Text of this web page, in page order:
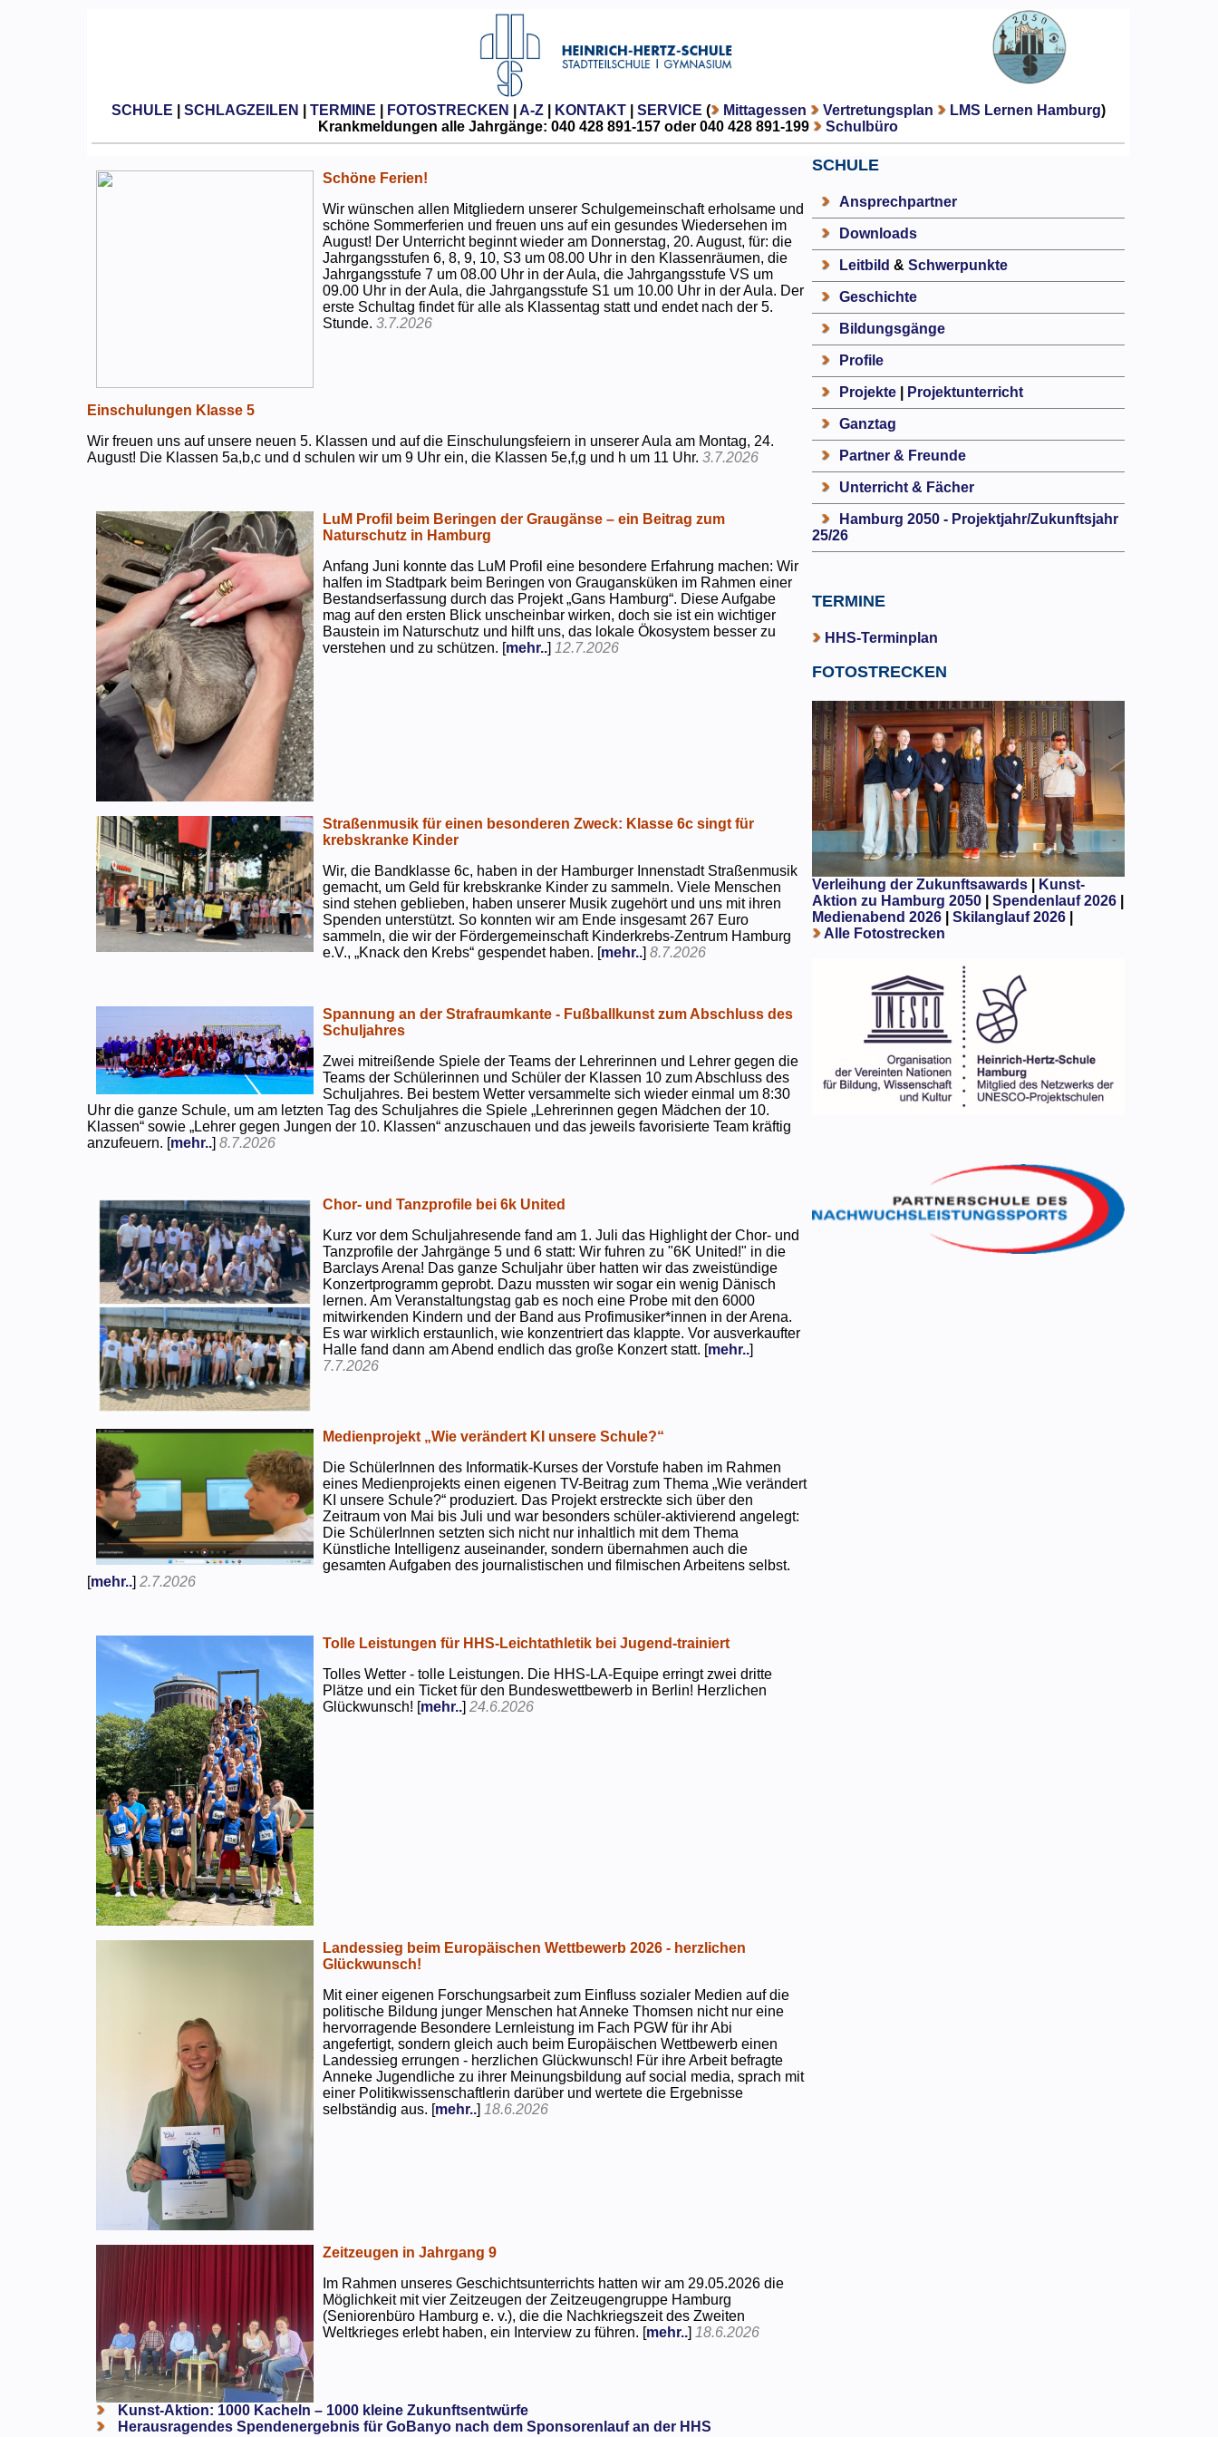
SCHULE SCHLAGZEILEN TERMINE FOTOSTRECKEN A-Z| KONTAKT| SERVICE ( Mittagessen Vertretungsplan LMS Lernen Hamburg)
Krankmeldungen alle Jahrgänge: 040 428 891-157 oder 040 428 891-199
Schulbüro
Schöne Ferien!
Wir wünschen allen Mitgliedern unserer Schulgemeinschaft erholsame und
schöne Sommerferien und freuen uns auf ein gesundes Wiedersehen im
August! Der Unterricht beginnt wieder am Donnerstag, 20. August, für: die
Jahrgangsstufen 6, 8, 9, 10, S3 um 08.00 Uhr in den Klassenräumen, die
Jahrgangsstufe 7 um 08.00 Uhr in der Aula, die Jahrgangsstufe VS um
09.00 Uhr in der Aula, die Jahrgangsstufe S1 um 10.00 Uhr in der Aula. Der
erste Schultag findet für alle als Klassentag statt und endet nach der 5.
Stunde.3.7.2026
Einschulungen Klasse 5
Wir freuen uns auf unsere neuen 5. Klassen und auf die Einschulungsfeiern in unserer Aula am Montag, 24.
August! Die Klassen 5a,b,c und d schulen wir um 9 Uhr ein, die Klassen 5e,f,g und h um 11 Uhr.3.7.2026
LuM Profil beim Beringen der Graugänse – ein Beitrag zum
Naturschutz in Hamburg
Anfang Juni konnte das LuM Profil eine besondere Erfahrung machen: Wir
halfen im Stadtpark beim Beringen von Graugansküken im Rahmen einer
Bestandserfassung durch das Projekt „Gans Hamburg“. Diese Aufgabe
mag auf den ersten Blick unscheinbar wirken, doch sie ist ein wichtiger
Baustein im Naturschutz und hilft uns, das lokale Ökosystem besser zu
verstehen und zu schützen. [mehr..] 12.7.2026
Straßenmusik für einen besonderen Zweck: Klasse 6c singt für
krebskranke Kinder
Wir, die Bandklasse 6c, haben in der Hamburger Innenstadt Straßenmusik
gemacht, um Geld für krebskranke Kinder zu sammeln. Viele Menschen
sind stehen geblieben, haben unserer Musik zugehört und uns mit ihren
Spenden unterstützt. So konnten wir am Ende insgesamt 267 Euro
sammeln, die wir der Fördergemeinschaft Kinderkrebs-Zentrum Hamburg
e.V., „Knack den Krebs“ gespendet haben. [mehr..]8.7.2026
Spannung an der Strafraumkante - Fußballkunst zum Abschluss des
Schuljahres
Zwei mitreißende Spiele der Teams der Lehrerinnen und Lehrer gegen die
Teams der Schülerinnen und Schüler der Klassen 10 zum Abschluss des
Schuljahres. Bei bestem Wetter versammelte sich wieder einmal um 8:30
Uhr die ganze Schule, um am letzten Tag des Schuljahres die Spiele „Lehrerinnen gegen Mädchen der 10.
Klassen“ sowie „Lehrer gegen Jungen der 10. Klassen“ anzuschauen und das jeweils favorisierte Team kräftig
anzufeuern. [mehr..]8.7.2026
Chor- und Tanzprofile bei 6k United
Kurz vor dem Schuljahresende fand am 1. Juli das Highlight der Chor- und
Tanzprofile der Jahrgänge 5 und 6 statt: Wir fuhren zu "6K United!" in die
Barclays Arena! Das ganze Schuljahr über hatten wir das zweistündige
Konzertprogramm geprobt. Dazu mussten wir sogar ein wenig Dänisch
lernen. Am Veranstaltungstag gab es noch eine Probe mit den 6000
mitwirkenden Kindern und der Band aus Profimusiker*innen in der Arena.
Es war wirklich erstaunlich, wie konzentriert das klappte. Vor ausverkaufter
Halle fand dann am Abend endlich das große Konzert statt. [mehr..]
7.7.2026
Medienprojekt „Wie verändert KI unsere Schule?“
Die SchülerInnen des Informatik-Kurses der Vorstufe haben im Rahmen
eines Medienprojekts einen eigenen TV-Beitrag zum Thema „Wie verändert
KI unsere Schule?“ produziert. Das Projekt erstreckte sich über den
Zeitraum von Mai bis Juli und war besonders schüler-aktivierend angelegt:
Die SchülerInnen setzten sich nicht nur inhaltlich mit dem Thema
Künstliche Intelligenz auseinander, sondern übernahmen auch die
gesamten Aufgaben des journalistischen und filmischen Arbeitens selbst.
[mehr..]2.7.2026
Tolle Leistungen für HHS-Leichtathletik bei Jugend-trainiert
Tolles Wetter - tolle Leistungen. Die HHS-LA-Equipe erringt zwei dritte
Plätze und ein Ticket für den Bundeswettbewerb in Berlin! Herzlichen
Glückwunsch! [mehr..]24.6.2026
Landessieg beim Europäischen Wettbewerb 2026 - herzlichen
Glückwunsch!
Mit einer eigenen Forschungsarbeit zum Einfluss sozialer Medien auf die
politische Bildung junger Menschen hat Anneke Thomsen nicht nur eine
hervorragende Besondere Lernleistung im Fach PGW für ihr Abi
angefertigt, sondern gleich auch beim Europäischen Wettbewerb einen
Landessieg errungen - herzlichen Glückwunsch! Für ihre Arbeit befragte
Anneke Jugendliche zu ihrer Meinungsbildung auf social media, sprach mit
einer Politikwissenschaftlerin darüber und wertete die Ergebnisse
selbständig aus. [mehr..] 18.6.2026
Zeitzeugen in Jahrgang 9
Im Rahmen unseres Geschichtsunterrichts hatten wir am 29.05.2026 die
Möglichkeit mit vier Zeitzeugen der Zeitzeugengruppe Hamburg
(Seniorenbüro Hamburg e. v.), die die Nachkriegszeit des Zweiten
Weltkrieges erlebt haben, ein Interview zu führen. [mehr..] 18.6.2026
Kunst-Aktion: 1000 Kacheln – 1000 kleine Zukunftsentwürfe
Herausragendes Spendenergebnis für GoBanyo nach dem Sponsorenlauf an der HHS
SCHULE
Ansprechpartner
Downloads
Leitbild & Schwerpunkte
Geschichte
Bildungsgänge
Profile
Projekte| Projektunterricht
Ganztag
Partner & Freunde
Unterricht & Fächer
Hamburg 2050 - Projektjahr/Zukunftsjahr
25/26
TERMINE
HHS-Terminplan
FOTOSTRECKEN
Verleihung der Zukunftsawards|
Kunst-
Aktion zu Hamburg 2050
Spendenlauf 2026|
Medienabend 2026| Skilanglauf 2026|
Alle Fotostrecken